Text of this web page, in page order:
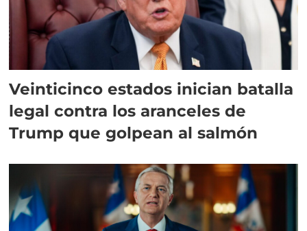
Veinticinco estados inician batalla
legal contra los aranceles de
Trump que golpean al salmón